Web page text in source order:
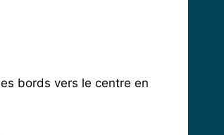
bords vers le centre en